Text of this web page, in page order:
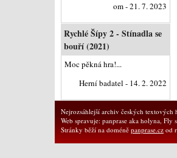
om - 21. 7. 2023
Rychlé Šípy 2 - Stínadla se
bouří (2021)
Moc pěkná hra!...
Herní badatel - 14. 2. 2022
Nejrozsáhlejší archiv českých
Web spravuje: panprase aka holyna,
Stránky běží na doméně panprase.cz od